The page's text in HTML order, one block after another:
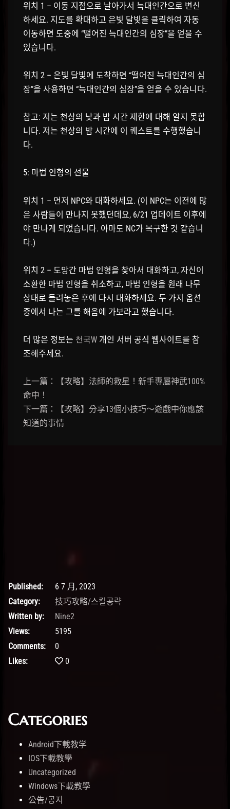
위치 1 – 이동 지점으로 날아가서 늑대인간으로 변신
하세요. 지도를 확대하고 은빛 달빛을 클릭하여 자동
이동하면 도중에 “떨어진 늑대인간의 심장”을 얻을 수
있습니다.
위치 2 – 은빛 달빛에 도착하면 “떨어진 늑대인간의 심
장”을 사용하면 “늑대인간의 심장”을 얻을 수 있습니다.
참고: 저는 천상의 낮과 밤 시간 제한에 대해 알지 못합
니다. 저는 천상의 밤 시간에 이 퀘스트를 수행했습니
다.
5: 마법 인형의 선물
위치 1 – 먼저 NPC와 대화하세요. (이 NPC는 이전에 많
은 사람들이 만나지 못했던데요, 6/21 업데이트 이후에
야 만나게 되었습니다. 아마도 NC가 복구한 것 같습니
다.)
위치 2 – 도망간 마법 인형을 찾아서 대화하고, 자신이
소환한 마법 인형을 취소하고, 마법 인형을 원래 나무
상태로 돌려놓은 후에 다시 대화하세요. 두 가지 옵션
중에서 나는 그를 해음에 가보라고 했습니다.
더 많은 정보는 천국W 개인 서버 공식 웹사이트를 참
조해주세요.
上一篇：【攻略】法師的救星！新手專屬神武100%
命中！
下一篇：【攻略】分享13個小技巧～遊戲中你應該
知道的事情
Published:
6 7 月, 2023
Category:
技巧攻略/스킬공략
Written by:
Nine2
Views:
5195
Comments:
0
Likes:
0
Categories
Android下載教学
IOS下載教學
Uncategorized
Windows下載教學
公告/공지